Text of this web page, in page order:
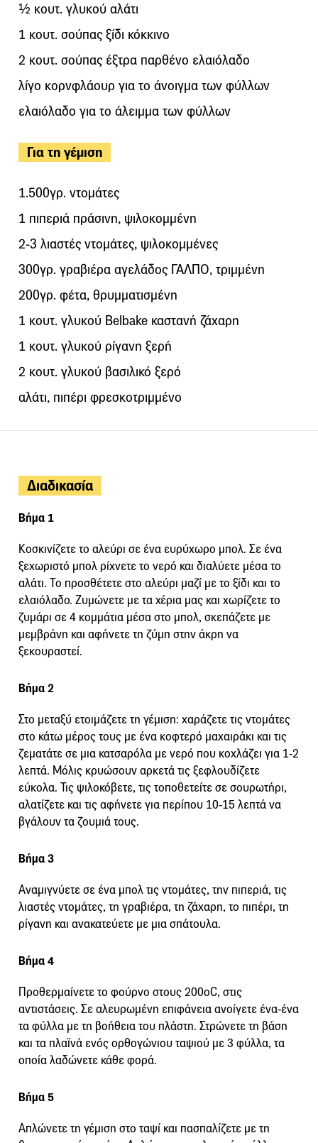
½ κουτ. γλυκού αλάτι
1 κουτ. σούπας ξίδι κόκκινο
2 κουτ. σούπας έξτρα παρθένο ελαιόλαδο
λίγο κορνφλάουρ για το άνοιγμα των φύλλων
ελαιόλαδο για το άλειμμα των φύλλων
Για τη γέμιση
1.500γρ. ντομάτες
1 πιπεριά πράσινη, ψιλοκομμένη
2-3 λιαστές ντομάτες, ψιλοκομμένες
300γρ. γραβιέρα αγελάδος ΓΑΛΠΟ, τριμμένη
200γρ. φέτα, θρυμματισμένη
1 κουτ. γλυκού Belbake καστανή ζάχαρη
1 κουτ. γλυκού ρίγανη ξερή
2 κουτ. γλυκού βασιλικό ξερό
αλάτι, πιπέρι φρεσκοτριμμένο
Διαδικασία
Βήμα 1
Κοσκινίζετε το αλεύρι σε ένα ευρύχωρο μπολ. Σε ένα
ξεχωριστό μπολ ρίχνετε το νερό και διαλύετε μέσα το
αλάτι. Το προσθέτετε στο αλεύρι μαζί με το ξίδι και το
ελαιόλαδο. Ζυμώνετε με τα χέρια μας και χωρίζετε το
ζυμάρι σε 4 κομμάτια μέσα στο μπολ, σκεπάζετε με
μεμβράνη και αφήνετε τη ζύμη στην άκρη να
ξεκουραστεί.
Βήμα 2
Στο μεταξύ ετοιμάζετε τη γέμιση: χαράζετε τις ντομάτες
στο κάτω μέρος τους με ένα κοφτερό μαχαιράκι και τις
ζεματάτε σε μια κατσαρόλα με νερό που κοχλάζει για 1-2
λεπτά. Μόλις κρυώσουν αρκετά τις ξεφλουδίζετε
εύκολα. Τις ψιλοκόβετε, τις τοποθετείτε σε σουρωτήρι,
αλατίζετε και τις αφήνετε για περίπου 10-15 λεπτά να
βγάλουν τα ζουμιά τους.
Βήμα 3
Αναμιγνύετε σε ένα μπολ τις ντομάτες, την πιπεριά, τις
λιαστές ντομάτες, τη γραβιέρα, τη ζάχαρη, το πιπέρι, τη
ρίγανη και ανακατεύετε με μια σπάτουλα.
Βήμα 4
Προθερμαίνετε το φούρνο στους 200οC, στις
αντιστάσεις. Σε αλευρωμένη επιφάνεια ανοίγετε ένα-ένα
τα φύλλα με τη βοήθεια του πλάστη. Στρώνετε τη βάση
και τα πλαϊνά ενός ορθογώνιου ταψιού με 3 φύλλα, τα
οποία λαδώνετε κάθε φορά.
Βήμα 5
Απλώνετε τη γέμιση στο ταψί και πασπαλίζετε με τη